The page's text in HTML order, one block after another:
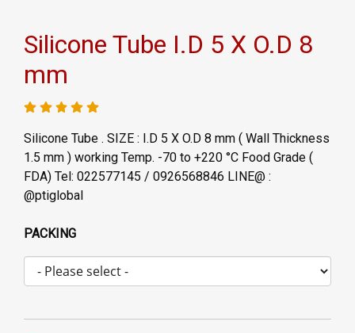
Silicone Tube I.D 5 X O.D 8
mm
Silicone Tube . SIZE : I.D 5 X O.D 8 mm ( Wall Thickness
1.5 mm ) working Temp. -70 to +220 °C Food Grade (
FDA) Tel: 022577145 / 0926568846 LINE@ :
@ptiglobal
PACKING